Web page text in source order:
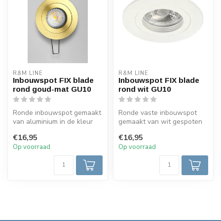
R&M LINE
Inbouwspot FIX blade
rond goud-mat GU10
Ronde inbouwspot gemaakt
van aluminium in de kleur
armatu...
€16,95
Op voorraad
R&M LINE
Inbouwspot FIX blade
rond wit GU10
Ronde vaste inbouwspot
gemaakt van wit gespoten
GU10 L...
€16,95
Op voorraad